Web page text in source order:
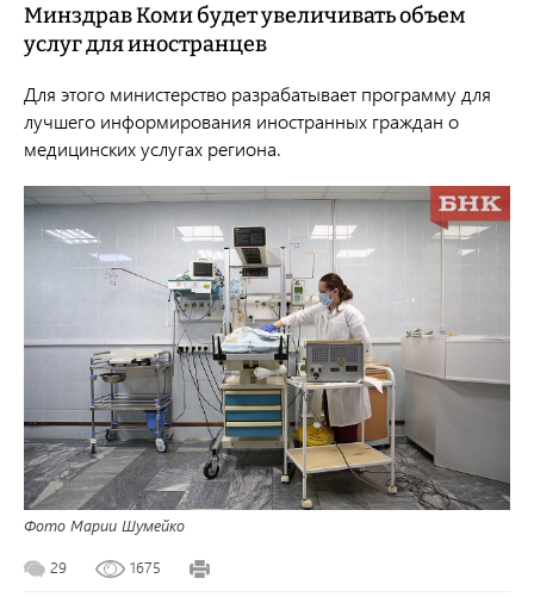
Минздрав Коми будет увеличивать объем
услуг для иностранцев
Для этого министерство разрабатывает программу для
лучшего информирования иностранных граждан о
медицинских услугах региона.
Фото Марии Шумейко
29 1675